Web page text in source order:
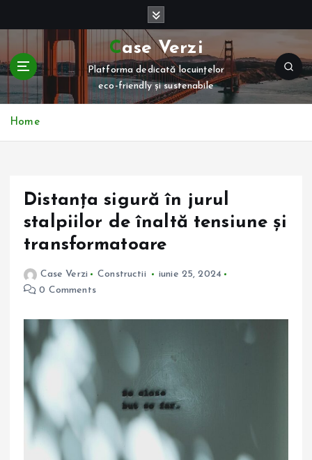
t
c
Case Verzi
Platforma dedicată locuințelor
eco-friendly și sustenabile
Home
Distanța sigură în jurul
stalpiilor de înaltă tensiune și
transformatoare
Case Verzi Constructii
iunie 25, 2024
0 Comments